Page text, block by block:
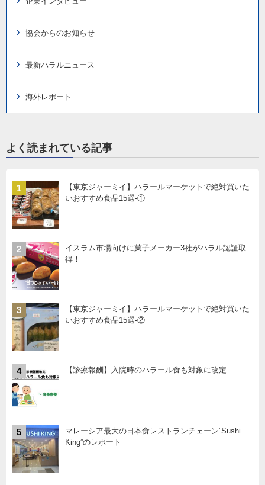
協会からのお知らせ
最新ハラルニュース
海外レポート
よく読まれている記事
1
【東京ジャーミイ】ハラールマーケットで絶対買いた
いおすすめ食品15選-①
2
イスラム市場向けに菓子メーカー3社がハラル認証取
得！
3
【東京ジャーミイ】ハラールマーケットで絶対買いた
いおすすめ食品15選-②
4 【診療報酬】入院時のハラール食も対象に改定
5
マレーシア最大の日本食レストランチェーン”Sushi
King”のレポート